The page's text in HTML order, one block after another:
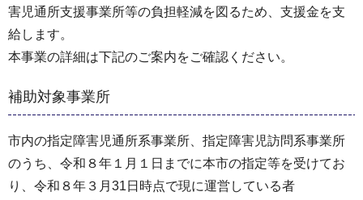
害児通所支援事業所等の負担軽減を図るため、支援金を支
給します。
本事業の詳細は下記のご案内をご確認ください。
補助対象事業所
市内の指定障害児通所系事業所、指定障害児訪問系事業所
のうち、令和８年１月１日までに本市の指定等を受けてお
り、令和８年３月31日時点で現に運営している者